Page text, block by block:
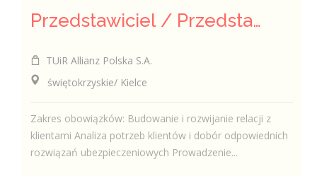
Przedstawiciel / Przedstawicielka ds. sprzedaży ubezpieczeń majątkowych
TUiR Allianz Polska S.A.
świętokrzyskie/ Kielce
Zakres obowiązków: Budowanie i rozwijanie relacji z
klientami Analiza potrzeb klientów i dobór odpowiednich
rozwiązań ubezpieczeniowych Prowadzenie...